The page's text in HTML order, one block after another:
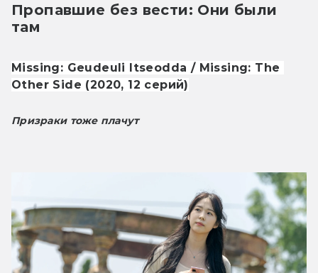
Пропавшие без вести: Они были
там
Missing: Geudeuli Itseodda / Missing: The
Other Side (2020, 12 серий)
Призраки тоже плачут